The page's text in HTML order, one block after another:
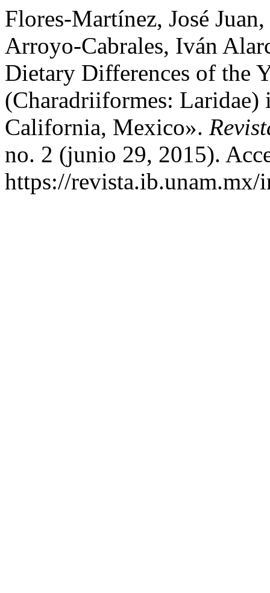
Flores-Martínez, José
Arroyo-Cabrales, Iván
Dietary Differences of the
(Charadriiformes:
California, Mexico».
no. 2 (junio 29, 2015).
https://